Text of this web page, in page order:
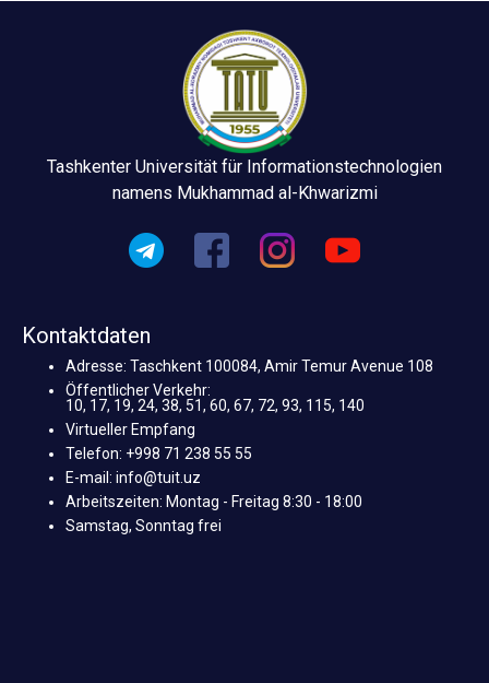
Tashkenter Universität für Informationstechnologien
namens Mukhammad al-Khwarizmi
Kontaktdaten
Adresse: Taschkent 100084, Amir Temur Avenue 108
Öffentlicher Verkehr:
10, 17, 19, 24, 38, 51, 60, 67, 72, 93, 115, 140
Virtueller Empfang
Telefon: +998 71 238 55 55
E-mail: info@tuit.uz
Arbeitszeiten: Montag - Freitag 8:30 - 18:00
Samstag, Sonntag frei